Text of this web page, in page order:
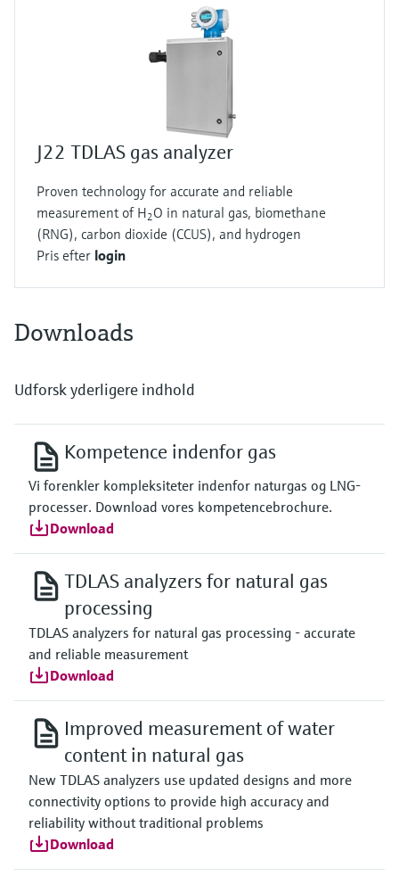
J22 TDLAS gas analyzer
Proven technology for accurate and reliable
measurement of H2O in natural gas, biomethane
(RNG), carbon dioxide (CCUS), and hydrogen
Pris efter login
Downloads
Udforsk yderligere indhold
Kompetence indenfor gas
Vi forenkler kompleksiteter indenfor naturgas og LNG-
processer. Download vores kompetencebrochure.
Download
TDLAS analyzers for natural gas
processing
TDLAS analyzers for natural gas processing - accurate
and reliable measurement
Download
Improved measurement of water
content in natural gas
New TDLAS analyzers use updated designs and more
connectivity options to provide high accuracy and
reliability without traditional problems
Download